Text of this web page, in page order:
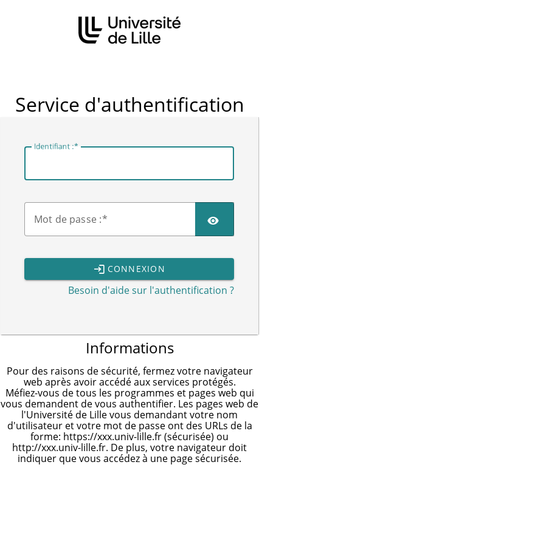
CAS
Service d'authentification
Identifiant :
Mot de passe :
CONNEXION
Besoin d'aide sur l'authentification ?
Informations
Pour des raisons de sécurité, fermez votre navigateur
web après avoir accédé aux services protégés.
Méfiez-vous de tous les programmes et pages web qui
vous demandent de vous authentifier. Les pages web de
l'Université de Lille vous demandant votre nom
d'utilisateur et votre mot de passe ont des URLs de la
forme: https://xxx.univ-lille.fr (sécurisée) ou
http://xxx.univ-lille.fr. De plus, votre navigateur doit
indiquer que vous accédez à une page sécurisée.